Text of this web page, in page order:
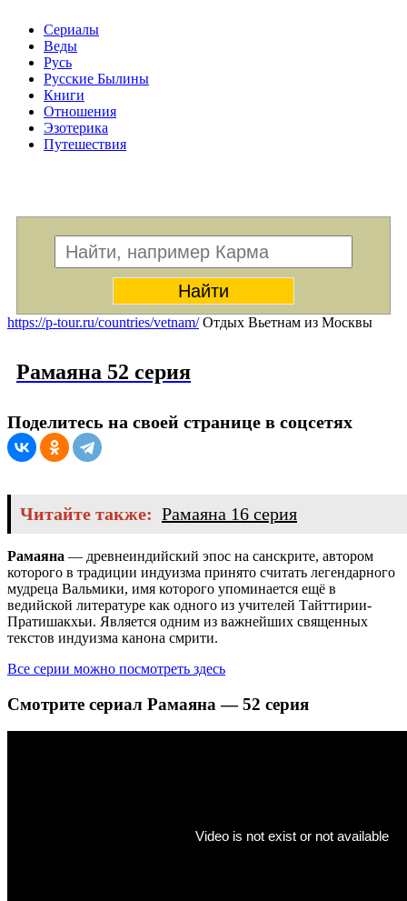
Сериалы
Веды
Русь
Русские Былины
Книги
Отношения
Эзотерика
Путешествия
https://p-tour.ru/countries/vetnam/Отдых Вьетнам из Москвы
Рамаяна 52 серия
Поделитесь на своей странице в соцсетях
Читайте также: Рамаяна 16 серия
Рамаяна — древнеиндийский эпос на санскрите, автором
которого в традиции индуизма принято считать легендарного
мудреца Вальмики, имя которого упоминается ещё в
ведийской литературе как одного из учителей Тайттирии-
Пратишакхьи. Является одним из важнейших священных
текстов индуизма канона смрити.
Все серии можно посмотреть здесь
Смотрите сериал Рамаяна — 52 серия